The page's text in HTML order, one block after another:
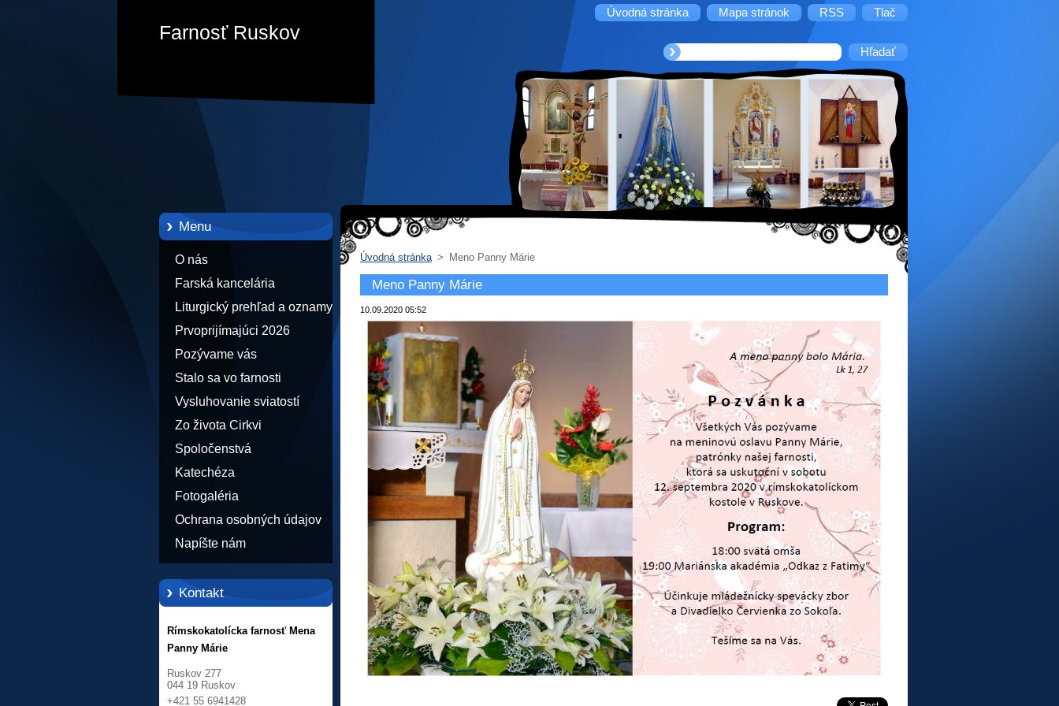
Úvodná stránka Mapa stránok RSS Tlač
Farnosť Ruskov
Menu
O nás
Farská kancelária
Liturgický prehľad a oznamy
Prvoprijímajúci 2026
Pozývame vás
Stalo sa vo farnosti
Vysluhovanie sviatostí
Zo života Cirkvi
Spoločenstvá
Katechéza
Fotogaléria
Ochrana osobných údajov
Napíšte nám
Kontakt
Rímskokatolícka farnosť Mena
Panny Márie
Ruskov 277
044 19 Ruskov
+421 55 6941428
Úvodná stránka > Meno Panny Márie
Meno Panny Márie
10.09.2020 05:52